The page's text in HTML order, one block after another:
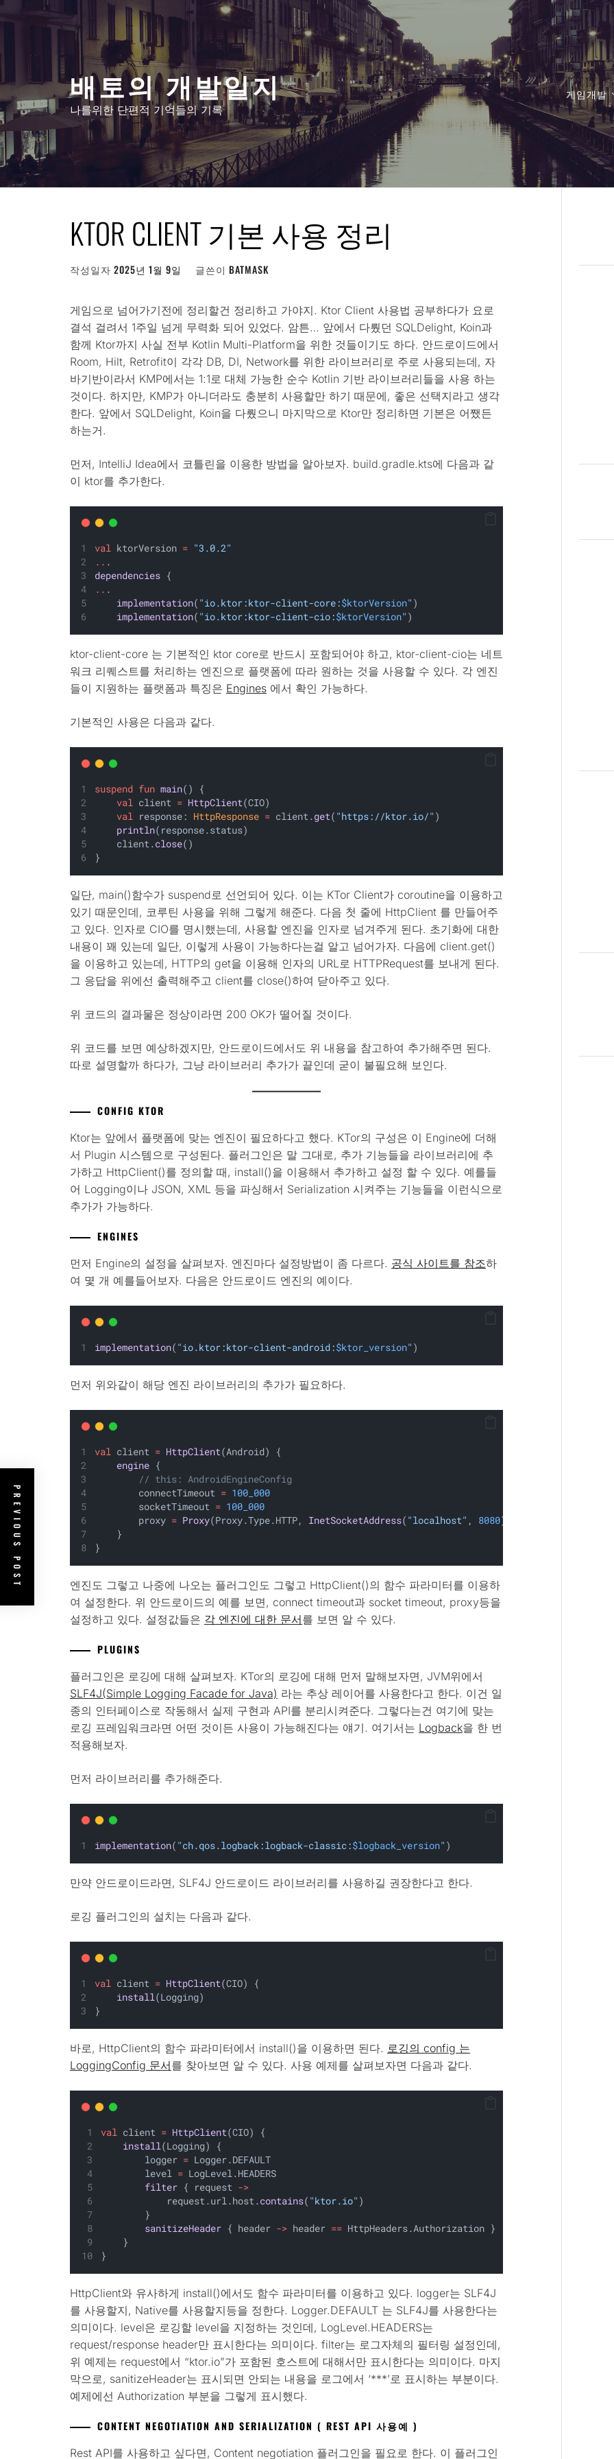
텐
뛰
기
배토의 개발일지
나를위한 단편적 기억들의 기록
게임개발
KTOR CLIENT 기본 사용 정리
작성일자 2025년 1월 9일 글쓴이 BATMASK
게임으로 넘어가기전에 정리할건 정리하고 가야지. Ktor Client 사용법 공부하다가 요로
결석 걸려서 1주일 넘게 무력화 되어 있었다. 암튼… 앞에서 다뤘던 SQLDelight, Koin과
함께 Ktor까지 사실 전부 Kotlin Multi-Platform을 위한 것들이기도 하다. 안드로이드에서
Room, Hilt, Retrofit이 각각 DB, DI, Network를 위한 라이브러리로 주로 사용되는데, 자
바기반이라서 KMP에서는 1:1로 대체 가능한 순수 Kotlin 기반 라이브러리들을 사용 하는
것이다. 하지만, KMP가 아니더라도 충분히 사용할만 하기 때문에, 좋은 선택지라고 생각
한다. 앞에서 SQLDelight, Koin을 다뤘으니 마지막으로 Ktor만 정리하면 기본은 어쨌든
하는거.
먼저, IntelliJ Idea에서 코틀린을 이용한 방법을 알아보자. build.gradle.kts에 다음과 같
이 ktor를 추가한다.
val ktorVersion = "3.0.2"
.. .
dependencies {
.. .
implementation( "io.ktor:ktor-client-core:$ktorVersion" )
implementation( "io.ktor:ktor-client-cio:$ktorVersion" )
ktor-client-core 는 기본적인 ktor core로 반드시 포함되어야 하고, ktor-client-cio는 네트
워크 리퀘스트를 처리하는 엔진으로 플랫폼에 따라 원하는 것을 사용할 수 있다. 각 엔진
들이 지원하는 플랫폼과 특징은 Engines 에서 확인 가능하다.
기본적인 사용은 다음과 같다.
suspend fun main() {
val client = HttpClient(CIO)
val response: HttpResponse = client.get( "https://ktor.io/" )
println(response.status)
    client.
close()
}
일단, main()함수가 suspend로 선언되어 있다. 이는 KTor Client가 coroutine을 이용하고
있기 때문인데, 코루틴 사용을 위해 그렇게 해준다. 다음 첫 줄에 HttpClient 를 만들어주
고 있다. 인자로 CIO를 명시했는데, 사용할 엔진을 인자로 넘겨주게 된다. 초기화에 대한
내용이 꽤 있는데 일단, 이렇게 사용이 가능하다는걸 알고 넘어가자. 다음에 client.get()
을 이용하고 있는데, HTTP의 get을 이용해 인자의 URL로 HTTPRequest를 보내게 된다.
그 응답을 위에선 출력해주고 client를 close()하여 닫아주고 있다.
위 코드의 결과물은 정상이라면 200 OK가 떨어질 것이다.
위 코드를 보면 예상하겠지만, 안드로이드에서도 위 내용을 참고하여 추가해주면 된다.
따로 설명할까 하다가, 그냥 라이브러리 추가가 끝인데 굳이 불필요해 보인다.
CONFIG KTOR
Ktor는 앞에서 플랫폼에 맞는 엔진이 필요하다고 했다. KTor의 구성은 이 Engine에 더해
서 Plugin 시스템으로 구성된다. 플러그인은 말 그대로, 추가 기능들을 라이브러리에 추
가하고 HttpClient()를 정의할 때, install()을 이용해서 추가하고 설정 할 수 있다. 예를들
어 Logging이나 JSON, XML 등을 파싱해서 Serialization 시켜주는 기능들을 이런식으로
추가가 가능하다.
ENGINES
먼저 Engine의 설정을 살펴보자. 엔진마다 설정방법이 좀 다르다. 공식 사이트를 참조하
여 몇 개 예를들어보자. 다음은 안드로이드 엔진의 예이다.
implementation( "io.ktor:ktor-client-android:$ktor_version" )
먼저 위와같이 해당 엔진 라이브러리의 추가가 필요하다.
val client = HttpClient(Android) {
engine {
// this: AndroidEngineConfig
        connectTimeout
= 100_000
        socketTimeout
= 100_000
        proxy
= Proxy(Proxy.Type.HTTP, InetSocketAddress( "localhost" , 8080))
    }
}
엔진도 그렇고 나중에 나오는 플러그인도 그렇고 HttpClient()의 함수 파라미터를 이용하
여 설정한다. 위 안드로이드의 예를 보면, connect timeout과 socket timeout, proxy등을
설정하고 있다. 설정값들은 각 엔진에 대한 문서를 보면 알 수 있다.
PLUGINS
플러그인은 로깅에 대해 살펴보자. KTor의 로깅에 대해 먼저 말해보자면, JVM위에서
SLF4J(Simple Logging Facade for Java) 라는 추상 레이어를 사용한다고 한다. 이건 일
종의 인터페이스로 작동해서 실제 구현과 API를 분리시켜준다. 그렇다는건 여기에 맞는
로깅 프레임워크라면 어떤 것이든 사용이 가능해진다는 얘기. 여기서는 Logback을 한 번
적용해보자.
먼저 라이브러리를 추가해준다.
implementation( "ch.qos.logback:logback-classic:$logback_version" )
만약 안드로이드라면, SLF4J 안드로이드 라이브러리를 사용하길 권장한다고 한다.
로깅 플러그인의 설치는 다음과 같다.
val client = HttpClient(CIO) {
install(Logging)
}
바로, HttpClient의 함수 파라미터에서 install()을 이용하면 된다. 로깅의 config 는
LoggingConfig 문서를 찾아보면 알 수 있다. 사용 예제를 살펴보자면 다음과 같다.
val client = HttpClient(CIO) {
install(Logging) {
        logger
= Logger.DEFAULT
        level
= LogLevel.HEADERS
filter { request ->
            request.url.host.
contains( "ktor.io" )
        }
sanitizeHeader { header -> header == HttpHeaders.Authorization }
    }
}
HttpClient와 유사하게 install()에서도 함수 파라미터를 이용하고 있다. logger는 SLF4J
를 사용할지, Native를 사용할지등을 정한다. Logger.DEFAULT 는 SLF4J를 사용한다는
의미이다. level은 로깅할 level을 지정하는 것인데, LogLevel.HEADERS는
request/response header만 표시한다는 의미이다. filter는 로그자체의 필터링 설정인데,
위 예제는 request에서 “ktor.io”가 포함된 호스트에 대해서만 표시한다는 의미이다. 마지
막으로, sanitizeHeader는 표시되면 안되는 내용을 로그에서 ‘***’로 표시하는 부분이다.
예제에선 Authorization 부분을 그렇게 표시했다.
CONTENT NEGOTIATION AND SERIALIZATION ( REST API 사용예 )
Rest API를 사용하고 싶다면, Content negotiation 플러그인을 필요로 한다. 이 플러그인
PREVIOUS POST